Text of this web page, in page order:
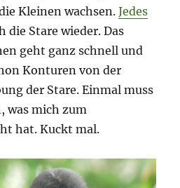
Kleinen wachsen.Jedes
die Stare wieder. Das
geht ganz schnell und
Konturen von der
der Stare. Einmal muss
was mich zum
hat. Kuckt mal.